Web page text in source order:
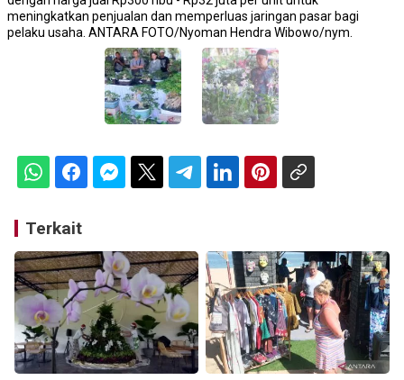
meningkatkan penjualan dan memperluas jaringan pasar bagi
pelaku usaha. ANTARA FOTO/Nyoman Hendra Wibowo/nym.
Terkait